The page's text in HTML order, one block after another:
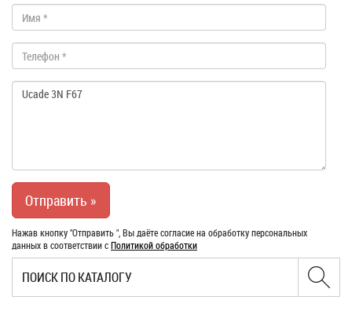
Нажав кнопку "Отправить ", Вы даёте согласие на обработку персональных
данных в соответствии сПолитикой обработки